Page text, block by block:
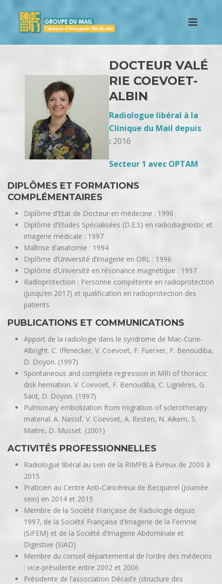
DOCTEUR VALÉ
RIE COEVOET-
ALBIN
Radiologue libéral à la
Clinique du Mail depuis
: 2016
Secteur 1 avec OPTAM
DIPLÔMES ET FORMATIONS
COMPLÉMENTAIRES
Diplôme d’Etat de Docteur en médecine : 1996
Diplôme d’Etudes Spécialisées (D.E.S) en radiodiagnostic et
imagerie médicale : 1997
Maîtrise d’anatomie : 1994
Diplôme d’Université d’imagerie en ORL : 1996
Diplôme d’Université en résonance magnétique : 1997
Radioprotection : Personne compétente en radioprotection
(jusqu’en 2017) et qualification en radioprotection des
patients
PUBLICATIONS ET COMMUNICATIONS
Apport de la radiologie dans le syndrome de Mac-Cune-
Albright. C. Iffenecker, V. Coevoet, F. Fuerxer, F. Benoudiba,
D. Doyon. (1997)
Spontaneous and complete regression in MRI of thoracic
disk herniation. V. Coevoet, F. Benoudiba, C. Lignières, G.
Saïd, D. Doyon. (1997)
Pulmonary embolization from migration of sclerotherapy
material. A. Nassif, V. Coevoet, A. Resten, N. Aikem, S.
Maitre, D. Musset. (2001)
ACTIVITÉS PROFESSIONNELLES
Radiologue libéral au sein de la RIMPB à Evreux de 2000 à
2015
Praticien au Centre Anti-Cancéreux de Becquerel (journée
sein) en 2014 et 2015
Membre de la Société Française de Radiologie depuis
1997, de la Société Française d’Imagerie de la Femme
(SIFEM) et de la Société d’Imagerie Abdominale et
Digestive (SIAD)
Membre du conseil départemental de l’ordre des médecins
: vice-présidente entre 2002 et 2006
Présidente de l’association Décad’e (structure des